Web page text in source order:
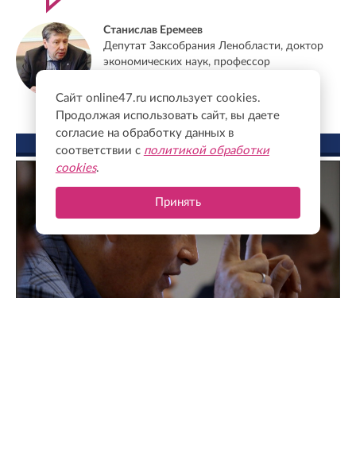
Станислав Еремеев
Депутат Заксобрания Ленобласти, доктор
экономических наук, профессор
ФОТО ДНЯ
Сайт online47.ru использует cookies.
Продолжая использовать сайт, вы даете
согласие на обработку данных в
соответствии с политикой обработки
cookies.
Принять